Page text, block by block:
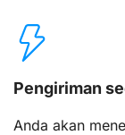
Pengiriman
Anda akan